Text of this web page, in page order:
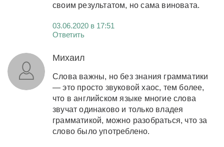
своим результатом, но сама виновата.
03.06.2020 в 17:51
Ответить
Михаил
Слова важны, но без знания грамматики
— это просто звуковой хаос, тем более,
что в английском языке многие слова
звучат одинаково и только владея
грамматикой, можно разобраться, что за
слово было употреблено.